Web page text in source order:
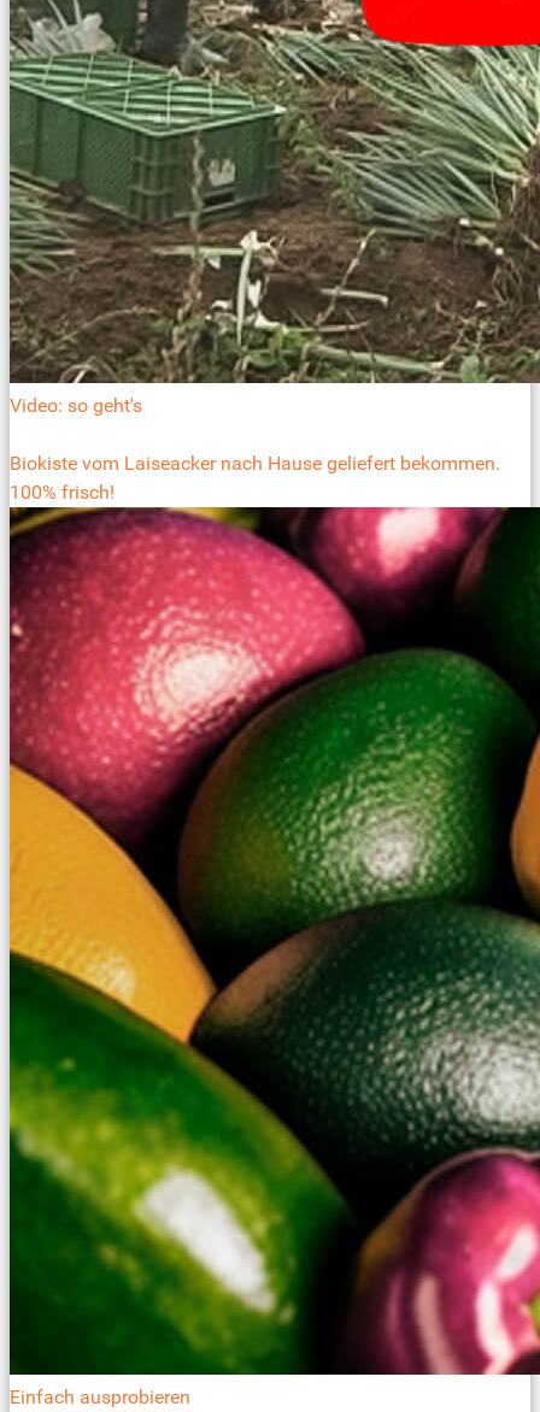
Video: so geht's
Biokiste vom Laiseacker nach Hause geliefert bekommen.
100% frisch!
Einfach ausprobieren